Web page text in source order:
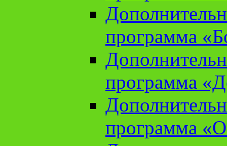
программа
программа
программа